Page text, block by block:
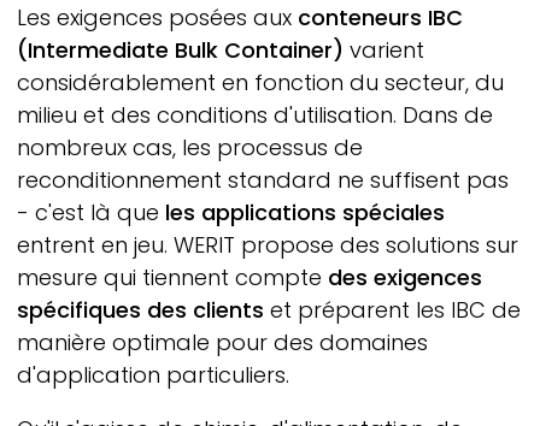
Les exigences posées aux conteneurs IBC
(Intermediate Bulk Container) varient
considérablement en fonction du secteur, du
milieu et des conditions d'utilisation. Dans de
nombreux cas, les processus de
reconditionnement standard ne suffisent pas
- c'est là que les applications spéciales
entrent en jeu. WERIT propose des solutions sur
mesure qui tiennent compte des exigences
spécifiques des clients et préparent les IBC de
manière optimale pour des domaines
d'application particuliers.